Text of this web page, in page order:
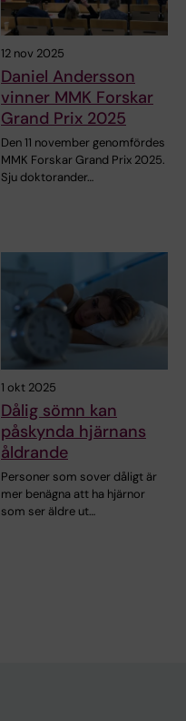
12 nov 2025
Daniel Andersson
vinner MMK Forskar
Grand Prix 2025
Den 11 november genomfördes
MMK Forskar Grand Prix 2025.
Sju doktorander…
1 okt 2025
Dålig sömn kan
påskynda hjärnans
åldrande
Personer som sover dåligt är
mer benägna att ha hjärnor
som ser äldre ut…